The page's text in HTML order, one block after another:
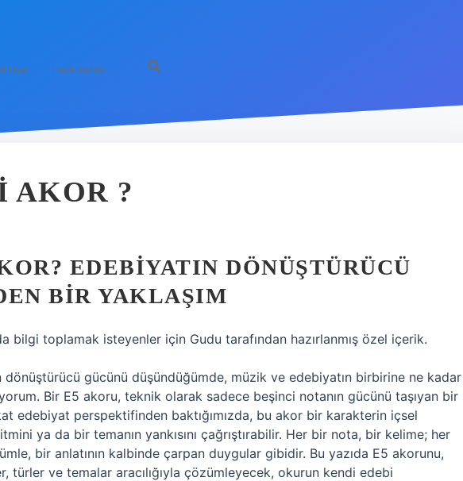
Uyarı Hakkımızda
AKOR ?
EDEBIYATIN DÖNÜŞTÜRÜCÜ
BIR YAKLAŞIM
bilgi toplamak isteyenler için Gudu tarafından hazırlanmış özel içerik.
dönüştürücü gücünü düşündüğümde, müzik ve edebiyatın birbirine ne kadar
Bir E5 akoru, teknik olarak sadece beşinci notanın gücünü taşıyan bir
edebiyat perspektifinden baktığımızda, bu akor bir karakterin içsel
ya da bir temanın yankısını çağrıştırabilir. Her bir nota, bir kelime; her
bir anlatının kalbinde çarpan duygular gibidir. Bu yazıda E5 akorunu,
türler ve temalar aracılığıyla çözümleyecek, okurun kendi edebi